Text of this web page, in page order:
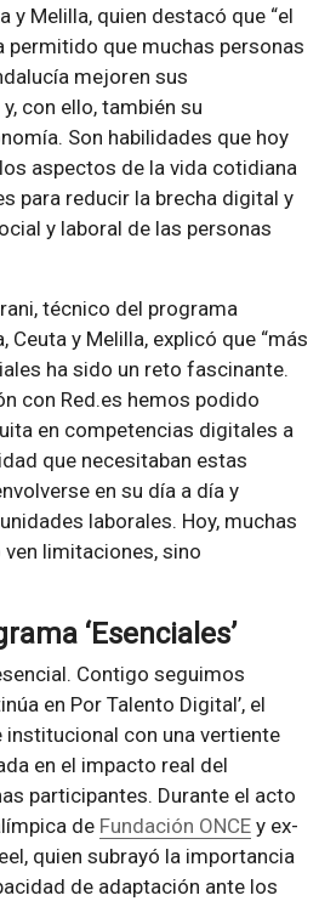
y Melilla, quien destacó que “el
permitido que muchas personas
mejoren sus
con ello, también su
Son habilidades que hoy
aspectos de la vida cotidiana
para reducir la brecha digital y
y laboral de las personas
técnico del programa
Ceuta y Melilla, explicó que “más
ha sido un reto fascinante.
con Red.es hemos podido
en competencias digitales a
que necesitaban estas
en su día a día y
laborales. Hoy, muchas
limitaciones, sino
‘Esenciales’
Contigo seguimos
en Por Talento Digital’, el
con una vertiente
en el impacto real del
participantes. Durante el acto
de Fundación ONCEy ex-
quien subrayó la importancia
de adaptación ante los